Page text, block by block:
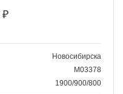
₽
Новосибирска
M03378
1900/900/800